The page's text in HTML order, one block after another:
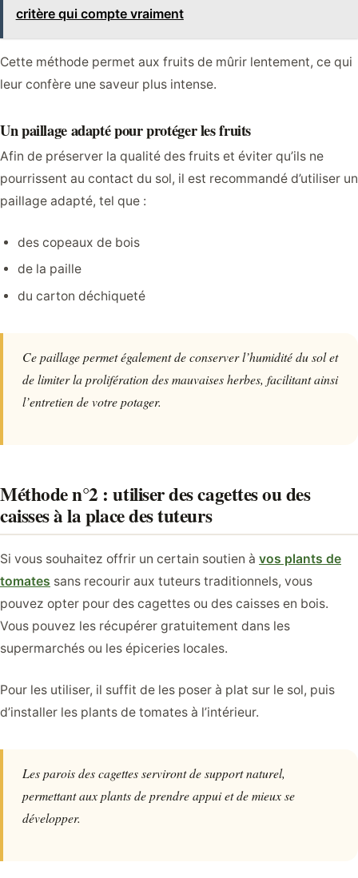
critère qui compte vraiment
Cette méthode permet aux fruits de mûrir lentement, ce qui
leur confère une saveur plus intense.
Un paillage adapté pour protéger les fruits
Afin de préserver la qualité des fruits et éviter qu’ils ne
pourrissent au contact du sol, il est recommandé d’utiliser un
paillage adapté, tel que :
des copeaux de bois
de la paille
du carton déchiqueté
Ce paillage permet également de conserver l’humidité du sol et
de limiter la prolifération des mauvaises herbes, facilitant ainsi
l’entretien de votre potager.
Méthode n°2 : utiliser des cagettes ou des
caisses à la place des tuteurs
Si vous souhaitez offrir un certain soutien à vos plants de
tomates sans recourir aux tuteurs traditionnels, vous
pouvez opter pour des cagettes ou des caisses en bois.
Vous pouvez les récupérer gratuitement dans les
supermarchés ou les épiceries locales.
Pour les utiliser, il suffit de les poser à plat sur le sol, puis
d’installer les plants de tomates à l’intérieur.
Les parois des cagettes serviront de support naturel,
permettant aux plants de prendre appui et de mieux se
développer.